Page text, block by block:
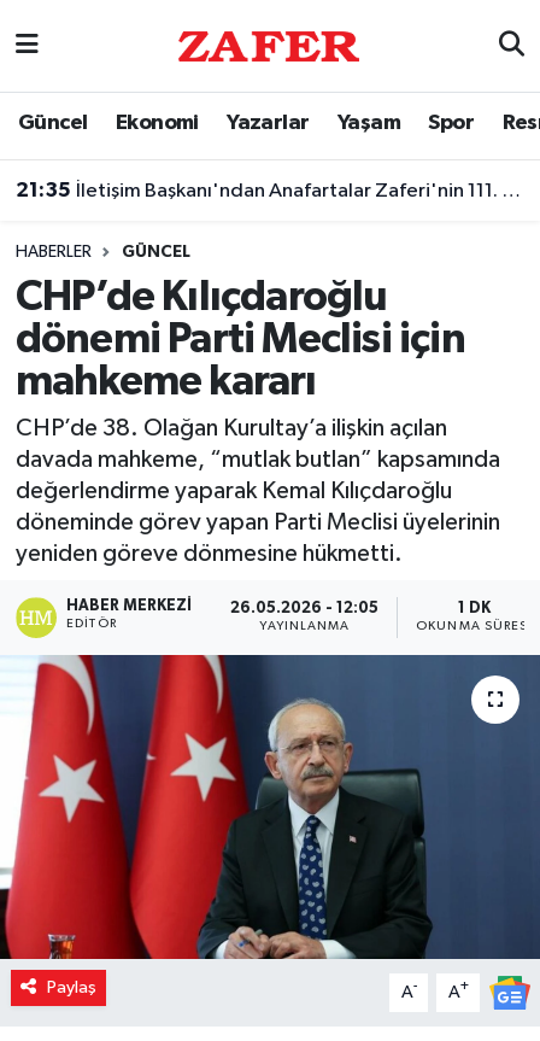
Güncel Ekonomi Yazarlar Yaşam Spor
21:35 İletişim Başkanı'ndan Anafartalar Zaferi'nin 111. yıl dönümü paylaşımı
HABERLER GÜNCEL
CHP’de Kılıçdaroğlu
dönemi Parti Meclisi için
mahkeme kararı
CHP’de 38. Olağan Kurultay’a ilişkin açılan
davada mahkeme, “mutlak butlan” kapsamında
değerlendirme yaparak Kemal Kılıçdaroğlu
döneminde görev yapan Parti Meclisi üyelerinin
yeniden göreve dönmesine hükmetti.
HABER MERKEZI
EDITÖR
26.05.2026 - 12:05
YAYINLANMA
1 DK
OKUNMA SÜRESI
Paylaş A- A+
Nöbetçi Eczaneler
Trafik Durumu
Süper Lig Puan Durumu ve Fikstür
Tüm Manşetler
Son Dakika Haberleri
Haber Arşivi